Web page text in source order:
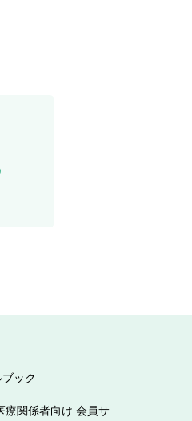
ック
療関係者向け 会員サ